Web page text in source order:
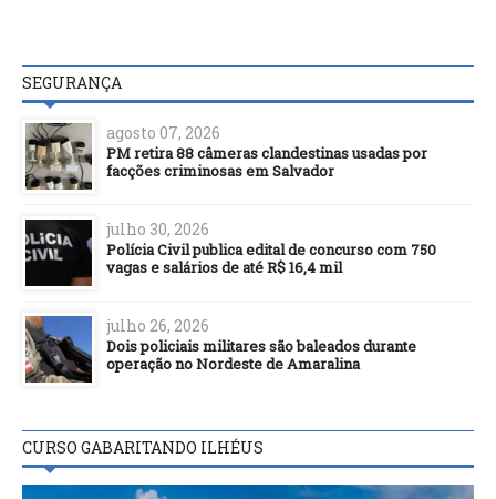
SEGURANÇA
agosto 07, 2026
PM retira 88 câmeras clandestinas usadas por
facções criminosas em Salvador
julho 30, 2026
Polícia Civil publica edital de concurso com 750
vagas e salários de até R$ 16,4 mil
julho 26, 2026
Dois policiais militares são baleados durante
operação no Nordeste de Amaralina
CURSO GABARITANDO ILHÉUS